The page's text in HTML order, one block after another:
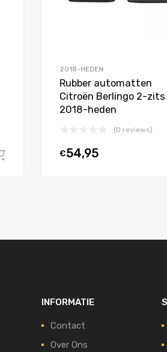
In winkelwagen
2018-HEDEN
Rubber automatten
Citroën Berlingo 2-zits
2018-heden
(0 reviews)
€54,95
INFORMATIE
Contact
Over Ons